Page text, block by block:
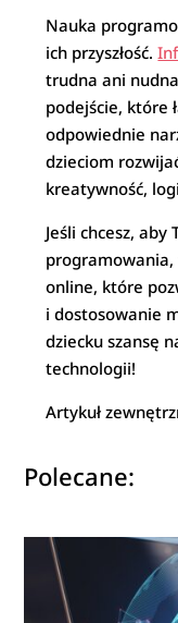
Nauka
ich przyszłość.
trudna ani
podejście, które
odpowiednie
dzieciom
kreatywność,
Jeśli chcesz, aby
online, które
i dostosowanie
dziecku szansę
technologii!
Artykuł
Polecane: